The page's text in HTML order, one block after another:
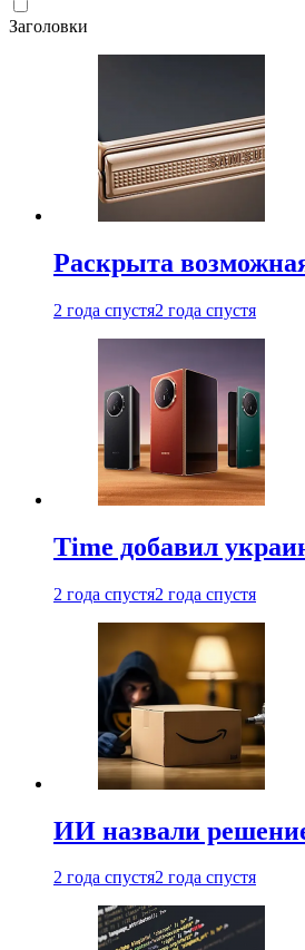
Заголовки
Раскрыта
2 года спустя2 года спустя
Time добавил
2 года спустя2 года спустя
ИИ назвали
2 года спустя2 года спустя